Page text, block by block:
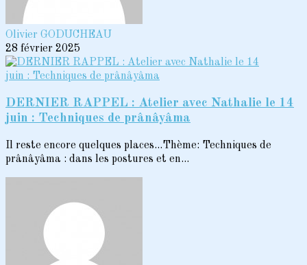
Olivier GODUCHEAU
28 février 2025
DERNIER RAPPEL : Atelier avec Nathalie le 14
juin : Techniques de prânâyâma
Il reste encore quelques places...Thème: Techniques de
prânâyâma : dans les postures et en...